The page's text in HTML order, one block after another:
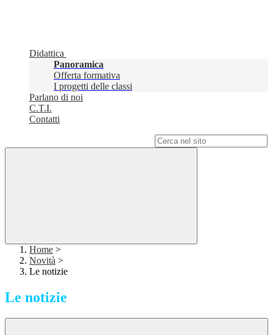
Didattica
Panoramica
Offerta formativa
I progetti delle classi
Parlano di noi
C.T.I.
Contatti
Home >
Novità >
Le notizie
Le notizie